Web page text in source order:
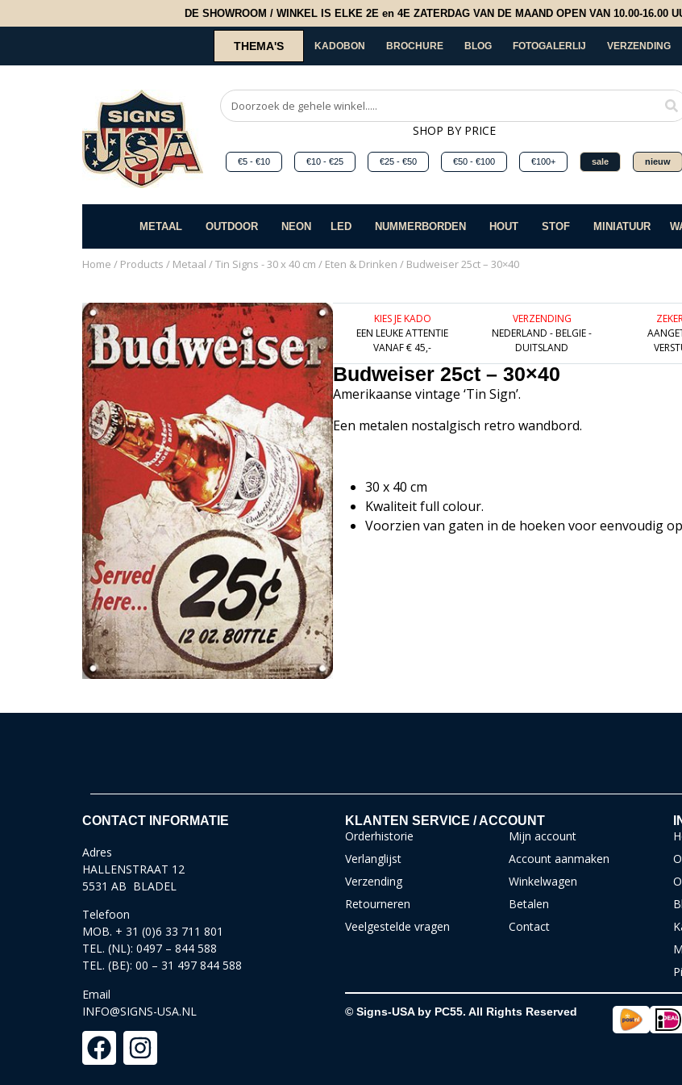
DE SHOWROOM / WINKEL IS ELKE 2E en 4E ZATERDAG VAN DE MAAND OPEN VAN 10.00-16.00
THEMA'S KADOBON BROCHURE BLOG FOTOGALERLIJ VERZENDING
SHOP BY PRICE
€5 - €10 €10 - €25 €25 - €50 €50 - €100 €100+ sale nieuw
METAAL OUTDOOR NEON LED NUMMERBORDEN HOUT STOF MINIATUUR
Home / Products / Metaal /Tin Signs - 30 x 40 cm / Eten & Drinken / Budweiser 25ct – 30×40
KIES JE KADO
EEN LEUKE ATTENTIE
VANAF € 45,-
VERZENDING
NEDERLAND - BELGIE -
DUITSLAND
Budweiser 25ct – 30×40
Amerikaanse vintage ‘Tin Sign’.
Een metalen nostalgisch retro wandbord.
30 x 40 cm
Kwaliteit full colour.
Voorzien van gaten in de hoeken voor eenvoudig
CONTACT INFORMATIE
Adres
HALLENSTRAAT 12
5531 AB BLADEL
Telefoon
MOB. + 31 (0)6 33 711 801
TEL. (NL): 0497 – 844 588
TEL. (BE): 00 – 31 497 844 588
Email
INFO@SIGNS-USA.NL
KLANTEN SERVICE / ACCOUNT
Orderhistorie
Verlanglijst
Verzending
Retourneren
Veelgestelde vragen
Mijn account
Account aanmaken
Winkelwagen
Betalen
Contact
© Signs-USA by PC55. All Rights Reserved